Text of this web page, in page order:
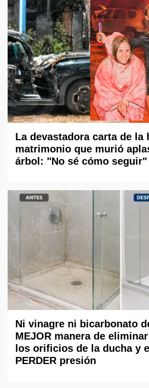
La devastadora carta de la
matrimonio que murió
árbol: "No sé cómo seguir"
Ni vinagre ni bicarbonato
MEJOR manera de
los orificios de la ducha y
PERDER presión